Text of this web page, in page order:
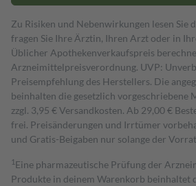
Zu Risiken und Nebenwirkungen lesen Sie
fragen Sie Ihre Ärztin, Ihren Arzt oder in
Üblicher Apothekenverkaufspreis
Arzneimittelpreisverordnung. UVP:
Preisempfehlung des Herstellers. Die
beinhalten die gesetzlich vorgeschriebene
zzgl. 3,95 € Versandkosten. Ab 29,00 €
frei. Preisänderungen und Irrtümer
und Gratis-Beigaben nur solange der
1 Eine pharmazeutische Prüfung der
Produkte in deinem Warenkorb beinhaltet